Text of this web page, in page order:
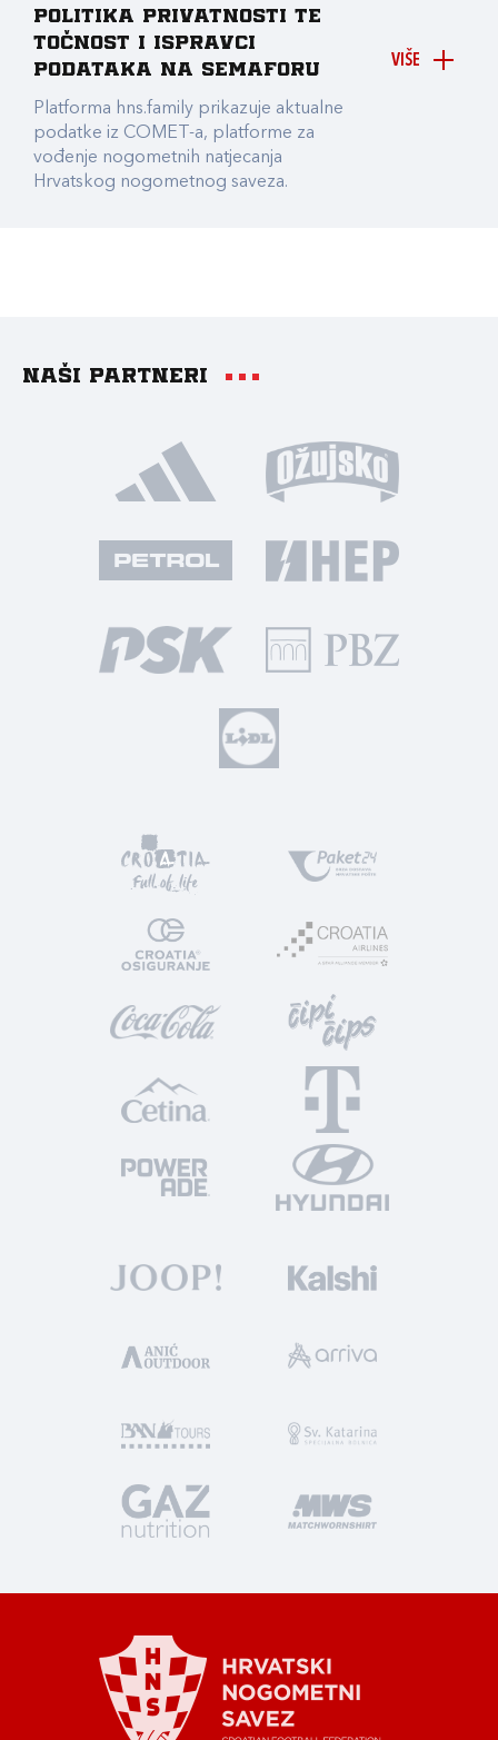
VIŠE
Politika privatnosti te
točnost i ispravci
podataka na Semaforu
Platforma hns.family prikazuje aktualne
podatke iz COMET-a, platforme za
vođenje nogometnih natjecanja
Hrvatskog nogometnog saveza.
Naši partneri